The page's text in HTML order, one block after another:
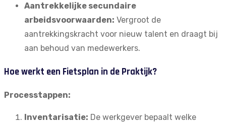
Aantrekkelijke secundaire
arbeidsvoorwaarden: Vergroot de
aantrekkingskracht voor nieuw talent en draagt bij
aan behoud van medewerkers.
Hoe werkt een Fietsplan in de Praktijk?
Processtappen:
Inventarisatie: De werkgever bepaalt welke